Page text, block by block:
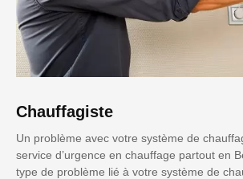
Chauffagiste
Un problème avec votre système de
service d’urgence en chauffage partout en
type de problème lié à votre système de